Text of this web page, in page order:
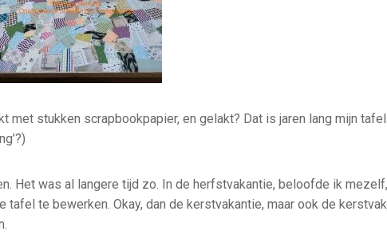
met stukken scrapbookpapier, en gelakt? Dat is jaren lang mijn tafel
Het was al langere tijd zo. In de herfstvakantie, beloofde ik
te bewerken. Okay, dan de kerstvakantie, maar ook de